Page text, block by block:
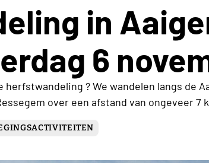
in
6
herfstwandeling ? We wandelen langs de
over een afstand van ongeveer 7